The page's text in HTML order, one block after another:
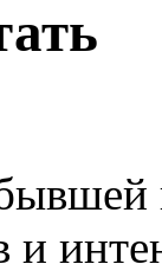
и